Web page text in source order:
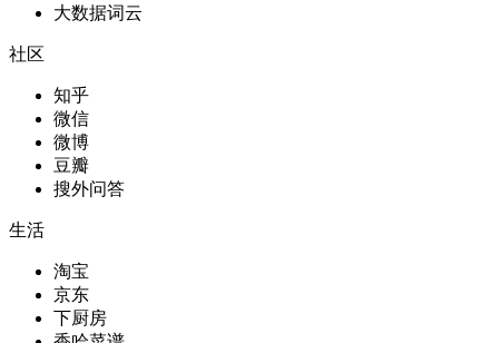
大数据词云
社区
知乎
微信
微博
豆瓣
搜外问答
生活
淘宝
京东
下厨房